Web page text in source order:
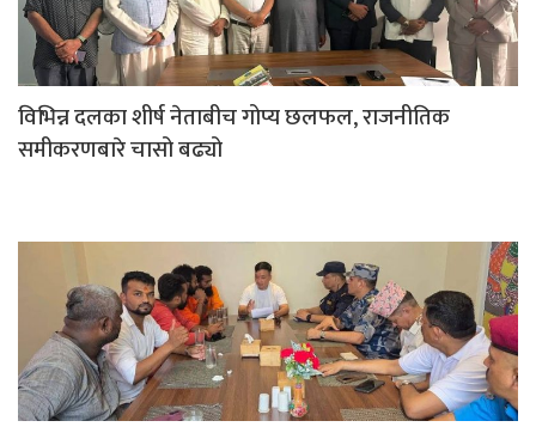
विभिन्न दलका शीर्ष नेताबीच गोप्य छलफल, राजनीतिक
समीकरणबारे चासो बढ्यो